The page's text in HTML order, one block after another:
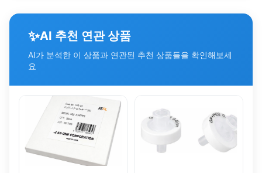
✨AI 추천 연관 상품
AI가 분석한 이 상품과 연관된 추천 상품들을 확인해보세
요